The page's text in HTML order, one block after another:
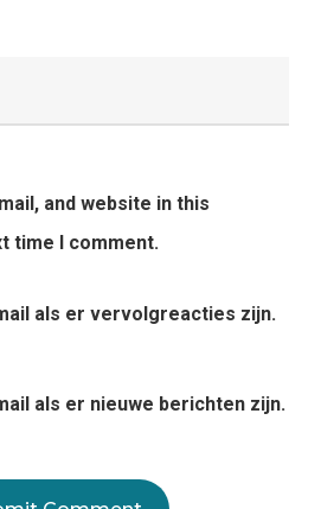
and website in this
time I comment.
als er vervolgreacties zijn.
als er nieuwe berichten zijn.